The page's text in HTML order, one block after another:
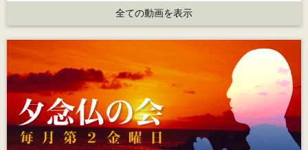
全ての動画を表示